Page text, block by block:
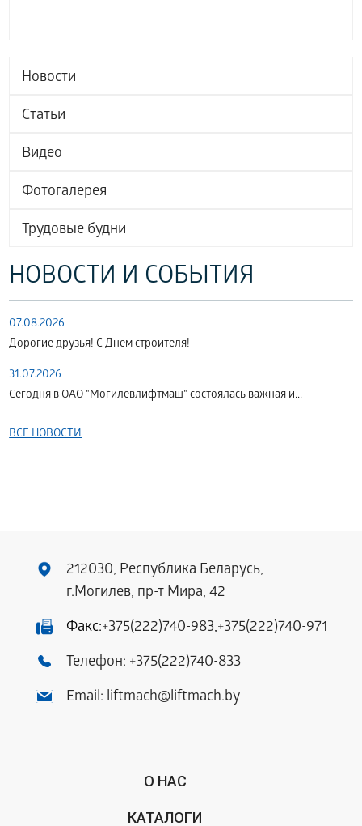
Новости
Статьи
Видео
Фотогалерея
Трудовые будни
НОВОСТИ И СОБЫТИЯ
07.08.2026
Дорогие друзья! С Днем строителя!
31.07.2026
Сегодня в ОАО "Могилевлифтмаш" состоялась важная и...
ВСЕ НОВОСТИ
212030, Республика Беларусь,
г.Могилев, пр-т Мира, 42
Факс:+375(222)740-983,+375(222)740-971
Телефон: +375(222)740-833
Email: liftmach@liftmach.by
О НАС
КАТАЛОГИ